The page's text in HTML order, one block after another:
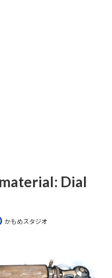
Dial
かもめスタジオ